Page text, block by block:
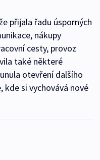
přijala řadu úsporných
nákupy
cesty, provoz
také některé
otevření dalšího
si vychovává nové